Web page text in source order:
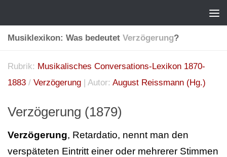
Musiklexikon: Was bedeutet Verzögerung?
Rubrik: Musikalisches Conversations-Lexikon 1870-
1883 / Verzögerung | Autor: August Reissmann (Hg.)
Verzögerung (1879)
Verzögerung, Retardatio, nennt man den
verspäteten Eintritt einer oder mehrerer Stimmen